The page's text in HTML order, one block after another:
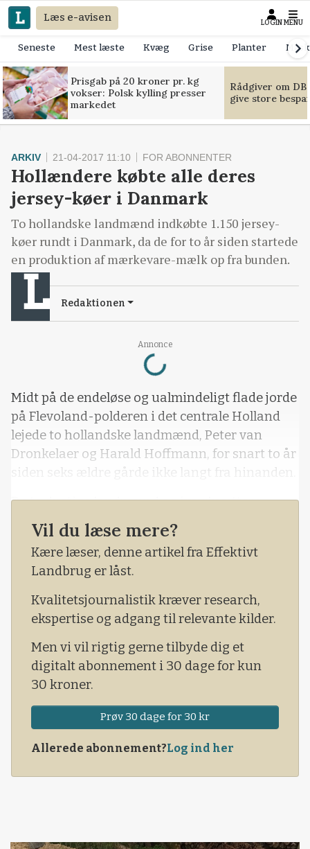
Læs e-avisen LOGIN MENU
Seneste Mest læste Kvæg Grise Planter
Prisgab på 20 kroner pr. kg
vokser: Polsk kylling presser
markedet
Rådgiver om
give store
Annonce
Loading...
ARKIV 21-04-2017 11:10 FOR ABONNENTER
Hollændere købte alle deres
jersey-køer i Danmark
To hollandske landmænd indkøbte 1.150 jersey-
køer rundt i Danmark, da de for to år siden startede
en produktion af mærkevare-mælk op fra bunden.
Redaktionen
Midt på de endeløse og ualmindeligt flade jorde
på Flevoland-polderen i det centrale Holland
lejede to hollandske landmænd, Peter van
Dronkelaer og Harald Hoffmann, for snart to år
siden seks ældre gårde ikke langt fra hinanden.
De to dygtige landmænd og iværksættere
havde den idé, at de ville starte en helt ny
produktion af mærkevare-mælk til de
krævende hollandske forbrugere.
Vil du læse mere?
Kære læser, denne artikel fra Effektivt
Landbrug er låst.
Kvalitetsjournalistik kræver research,
ekspertise og adgang til relevante kilder.
Men vi vil rigtig gerne tilbyde dig et
digitalt abonnement i 30 dage for kun
30 kroner.
Prøv 30 dage for 30 kr
Allerede abonnement?Log ind her